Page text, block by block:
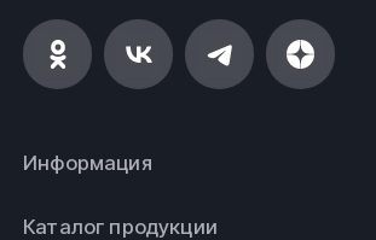
Информация
Каталог продукции